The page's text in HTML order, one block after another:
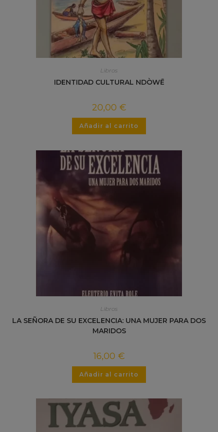
Libros
IDENTIDAD CULTURAL NDÒWĒ
20,00 €
Añadir al carrito
Libros
LA SEÑORA DE SU EXCELENCIA: UNA MUJER PARA DOS
MARIDOS
16,00 €
Añadir al carrito